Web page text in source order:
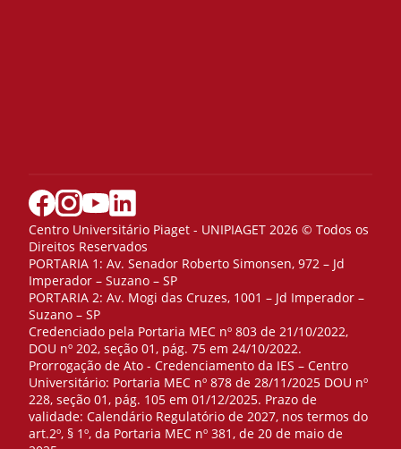
Centro Universitário Piaget - UNIPIAGET 2026 © Todos os
Direitos Reservados
PORTARIA 1: Av. Senador Roberto Simonsen, 972 – Jd
Imperador – Suzano – SP
PORTARIA 2: Av. Mogi das Cruzes, 1001 – Jd Imperador –
Suzano – SP
Credenciado pela Portaria MEC nº 803 de 21/10/2022,
DOU nº 202, seção 01, pág. 75 em 24/10/2022.
Prorrogação de Ato - Credenciamento da IES – Centro
Universitário: Portaria MEC nº 878 de 28/11/2025 DOU nº
228, seção 01, pág. 105 em 01/12/2025. Prazo de
validade: Calendário Regulatório de 2027, nos termos do
art.2º, § 1º, da Portaria MEC nº 381, de 20 de maio de